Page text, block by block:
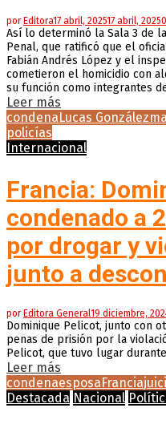
por Editora17 abril, 202517 abril, 20250
Así lo determinó la Sala 3 de
Penal, que ratificó que el
Fabián Andrés López y el
cometieron el homicidio con
su función como integrantes
Leer más
condena Lucas González
policías
Internacional
Francia:
condenado a
por drogar y
junto a
por Editora General19 diciembre,
Dominique Pelicot, junto con
penas de prisión por la
Pelicot, que tuvo lugar durante
Leer más
condenaesposaFrancia
Destacada Nacional